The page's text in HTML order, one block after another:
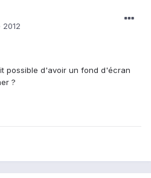
possible d'avoir un fond d'écran
?